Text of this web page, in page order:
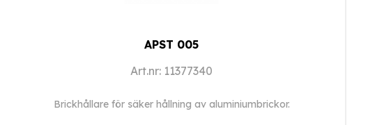
APST 005
Art.nr: 11377340
Brickhållare för säker hållning av aluminiumbrickor.